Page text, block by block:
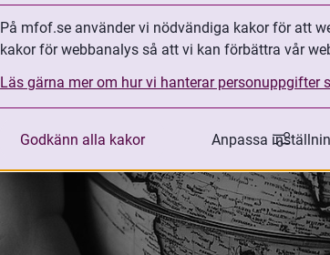
På mfof.se använder vi nödvändiga kakor för att
kakor för webbanalys så att vi kan förbättra vår
Läs gärna mer om hur vi hanterar personuppgifter
Godkänn alla kakor Anpassa